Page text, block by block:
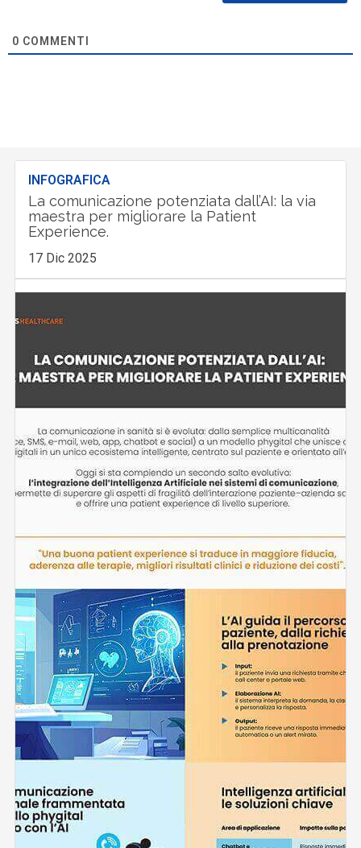
0 COMMENTI
INFOGRAFICA
La comunicazione potenziata dall’AI: la via
maestra per migliorare la Patient
Experience.
17 Dic 2025